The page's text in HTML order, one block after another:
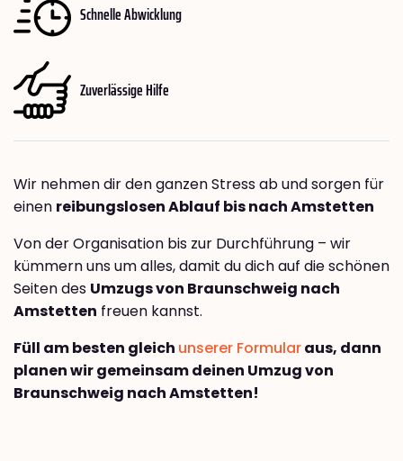
Schnelle Abwicklung
Zuverlässige Hilfe
Wir nehmen dir den ganzen Stress ab und sorgen für
einen reibungslosen Ablauf bis nach Amstetten
Von der Organisation bis zur Durchführung – wir
kümmern uns um alles, damit du dich auf die schönen
Seiten des Umzugs von Braunschweig nach
Amstetten freuen kannst.
Füll am besten gleich unserer Formularaus, dann
planen wir gemeinsam deinen Umzug von
Braunschweig nach Amstetten!